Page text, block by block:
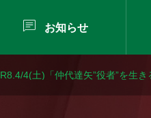
 お知らせ
R8.4/4(土)「仲代達矢”役者”を生